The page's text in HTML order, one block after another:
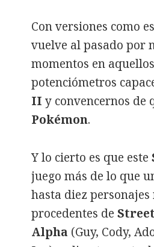
Con versiones como
vuelve al pasado por
momentos en aquellos
potenciómetros
II y convencernos de
Pokémon.
Y lo cierto es que este
juego más de lo que
hasta diez
procedentes de
Alpha (Guy, Cody,